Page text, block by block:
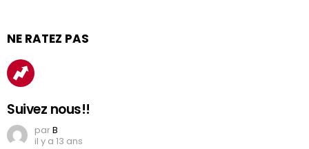
NE RATEZ PAS
Suivez nous!!
parB
il y a 13 ans